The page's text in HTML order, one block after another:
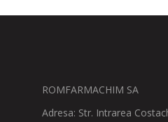
ROMFARMACHIM SA
Adresa: Str. Intrarea